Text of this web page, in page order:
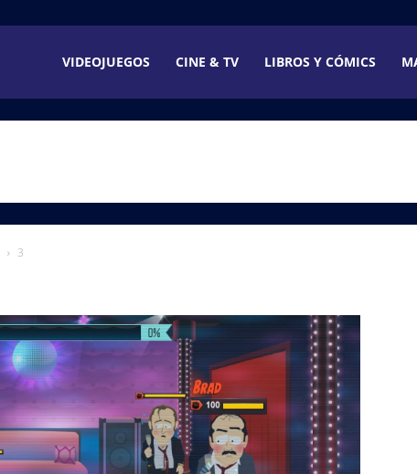
VIDEOJUEGOS CINE & TV LIBROS Y CÓMICS
3